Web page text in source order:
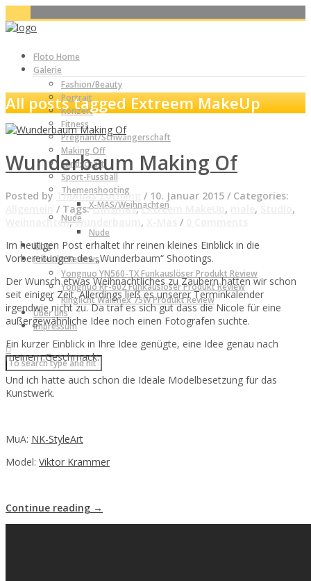
Floto Home
Galerie
Fashion/Beauty
Portrait
Konzert
Fitness
Pregnant/Schwangerschaft
Making Off
Landschaft
Sport-Fussball
Themenshooting
X-MAS/Weihnachten
Nude
Nude
Blog
Produkt Reviews
Yongnuo YN560-TX Funkauslöser Produkt Review
Yongnuo RF-602 Funkauslöser Produkt Review
Ringlicht Walimex 75W Produkt Review
Über uns
Impressum
All posts tagged Extreem MakeUp
Wunderbaum Making Of
Posted by Thomas Zöchling / 10. Januar 2015 / Categories:
/ Tags:chrismas,Extreem MakeUp , ,
,
Weihnachten,Wunderbaum , /
Im heutigen Post erhaltet ihr reinen kleines Einblick in die
Vorbereitungen des „Wunderbaum“ Shootings.
Der Wunsch etwas Weihnachtliches zu Zaubern hatten wir schon
seit einiger Zeit. Allerdings ließ es unserer Terminkalender
irgendwie nicht zu. Da traf es sich gut dass die Nicole für eine
außergewähnliche Idee noch einen Fotografen suchte.
Ein kurzer Einblick in Ihre Idee genügte, eine Idee genau nach
meinem Geschmack.
Und ich hatte auch schon die Ideale Modelbesetzung für das
Kunstwerk.
MuA: NK-StyleArt
Model: Viktor Krammer
Continue reading →